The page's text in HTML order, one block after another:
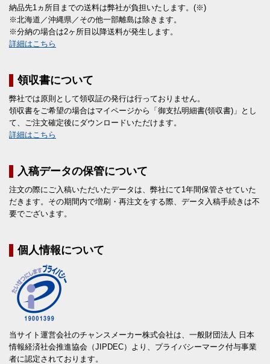
納品先1ヵ所目までの送料は弊社が負担いたします。(※)
※北海道／沖縄県／その他一部離島は除きます。
※分納の場合は2ヶ所目以降送料が発生します。
詳細はこちら
領収書について
弊社では原則として領収証の発行は行っておりません。
領収書をご希望の場合はマイページから「御支払明細書(領収書)」とし
て、ご注文確定後にダウンロードいただけます。
詳細はこちら
入稿データの保管について
注文の際にご入稿いただいたデータは、弊社にて1年間保管させていた
だきます。その期間内で増刷・再注文をする際、データ入稿手続きは不
要でございます。
個人情報について
当サイト運営会社のチャンスメーカー株式会社は、一般財団法人 日本
情報経済社会推進協会（JIPDEC）より、プライバシーマーク付与事業
者に認定されております。